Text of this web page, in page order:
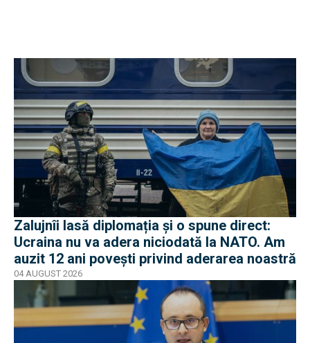
Zalujnîi lasă diplomația și o spune direct:
Ucraina nu va adera niciodată la NATO. Am
auzit 12 ani povești privind aderarea noastră
04 AUGUST 2026